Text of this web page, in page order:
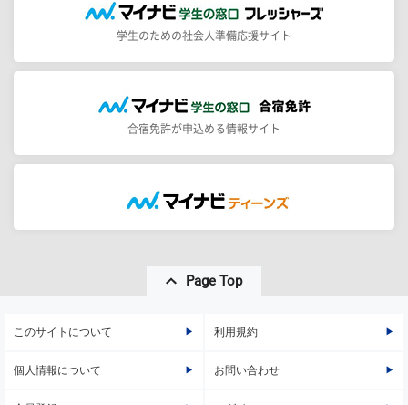
学生のための社会人準備応援サイト
合宿免許が申込める情報サイト
Page Top
このサイトについて 利用規約
個人情報について お問い合わせ